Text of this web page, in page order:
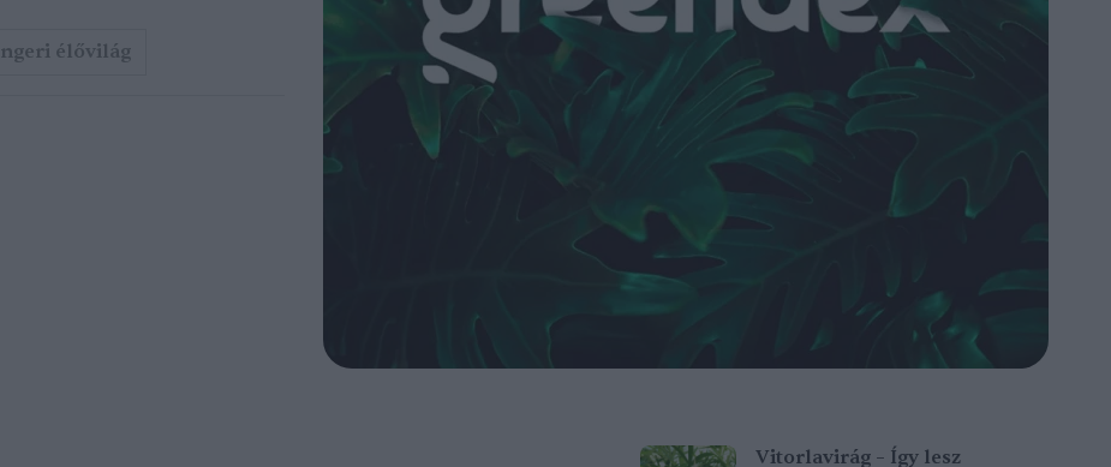
élővilág
Vitorlavirág – Így lesz